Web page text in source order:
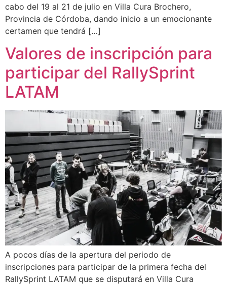
cabo del 19 al 21 de julio en Villa Cura Brochero,
Provincia de Córdoba, dando inicio a un emocionante
certamen que tendrá […]
Valores de inscripción para
participar del RallySprint
LATAM
A pocos días de la apertura del periodo de
inscripciones para participar de la primera fecha del
RallySprint LATAM que se disputará en Villa Cura